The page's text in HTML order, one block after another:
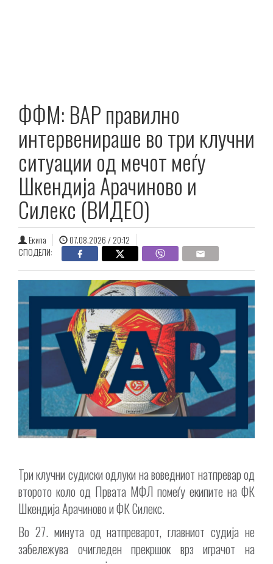
ФФМ: ВАР правилно
интервенираше во три клучни
ситуации од мечот меѓу
Шкендија Aрачиново и
Силекс (ВИДЕО)
Екипа
07.08.2026 / 20:12
СПОДЕЛИ:
Три клучни судиски одлуки на воведниот натпревар од
второто коло од Првата МФЛ помеѓу екипите на ФК
Шкендија Арачиново и ФК Силекс.
Во 27. минута од натпреварот, главниот судија не
забележува очигледен прекршок врз играчот на